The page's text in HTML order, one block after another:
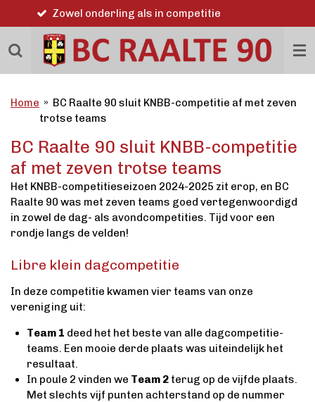
direct
naar
hoofdinhoud
Word ook lid
Home » BC Raalte 90 sluit KNBB-competitie af met zeven
trotse teams
BC Raalte 90 sluit KNBB-competitie
af met zeven trotse teams
Het KNBB-competitieseizoen 2024-2025 zit erop, en BC
Raalte 90 was met zeven teams goed vertegenwoordigd
in zowel de dag- als avondcompetities. Tijd voor een
rondje langs de velden!
Libre klein dagcompetitie
In deze competitie kwamen vier teams van onze
vereniging uit:​
Team 1 deed het het beste van alle dagcompetitie-
teams. Een mooie derde plaats was uiteindelijk het
resultaat.
In poule 2 vinden we Team 2 terug op de vijfde plaats.
Met slechts vijf punten achterstand op de nummer